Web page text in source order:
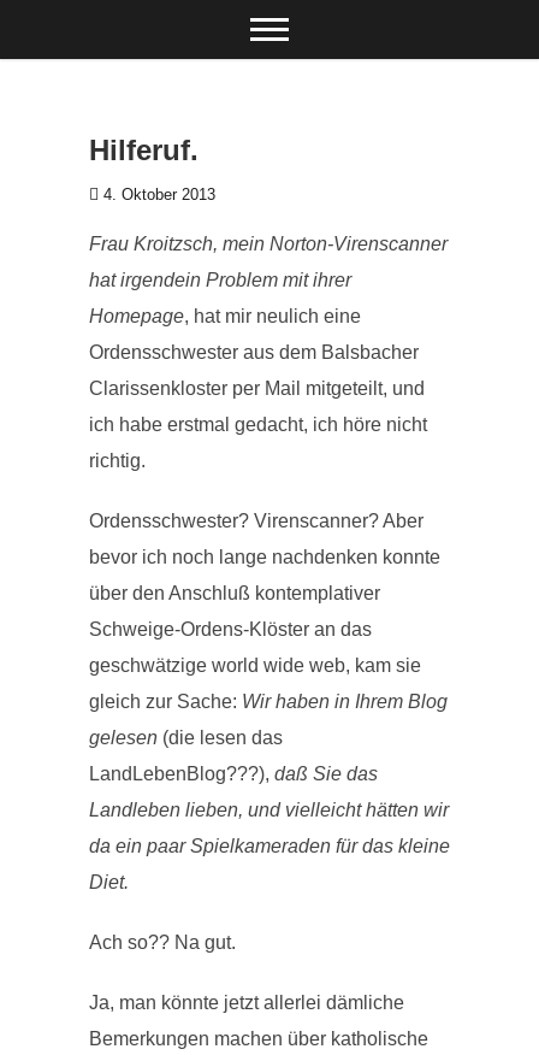
Hilferuf.
4. Oktober 2013
Frau Kroitzsch, mein Norton-Virenscanner
hat irgendein Problem mit ihrer
Homepage, hat mir neulich eine
Ordensschwester aus dem Balsbacher
Clarissenkloster per Mail mitgeteilt, und
ich habe erstmal gedacht, ich höre nicht
richtig.
Ordensschwester? Virenscanner? Aber
bevor ich noch lange nachdenken konnte
über den Anschluß kontemplativer
Schweige-Ordens-Klöster an das
geschwätzige world wide web, kam sie
gleich zur Sache: Wir haben in Ihrem Blog
gelesen (die lesen das
LandLebenBlog???), daß Sie das
Landleben lieben, und vielleicht hätten wir
da ein paar Spielkameraden für das kleine
Diet.
Ach so?? Na gut.
Ja, man könnte jetzt allerlei dämliche
Bemerkungen machen über katholische